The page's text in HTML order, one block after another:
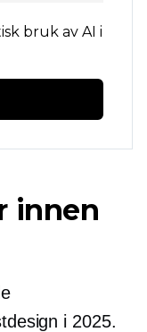
bruk av AI i
innen
i 2025.